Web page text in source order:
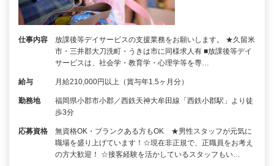
仕事内容
放課後等デイサービスの支援業務をお願いします。 ★久留米
市・三井郡大刀洗町・うきは市に同様求人有 ■放課後等デイ
サービスは、社会学・教育学・心理学等を専…
給与 月給210,000円以上（賞与年1.5ヶ月分）
勤務地
福岡県小郡市小郡／西鉄天神大牟田線「西鉄小郡駅」より徒
歩3分
応募資格
無資格OK・ブランクある方もOK ★男性スタッフが元気に
職場を盛り上げています！☆現在非正規で、正職員をお考え
の方大歓迎！ ☆接客経験を活かしているスタッフもい…